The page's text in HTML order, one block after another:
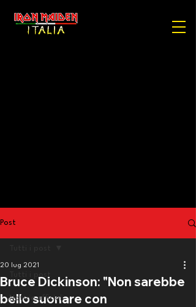
Post
Tutti i post
Notizie ufficiali
Bruce Dickinson: "Non sarebbe
bello suonare con
20 lug 2021